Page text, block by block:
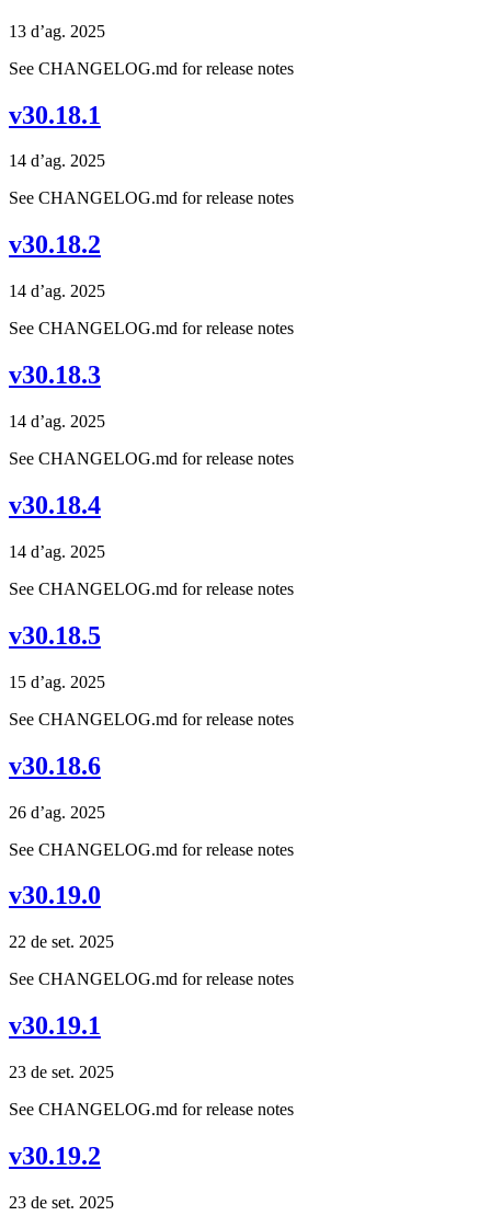
13 d’ag. 2025
See CHANGELOG.md for release notes
v30.18.1
14 d’ag. 2025
See CHANGELOG.md for release notes
v30.18.2
14 d’ag. 2025
See CHANGELOG.md for release notes
v30.18.3
14 d’ag. 2025
See CHANGELOG.md for release notes
v30.18.4
14 d’ag. 2025
See CHANGELOG.md for release notes
v30.18.5
15 d’ag. 2025
See CHANGELOG.md for release notes
v30.18.6
26 d’ag. 2025
See CHANGELOG.md for release notes
v30.19.0
22 de set. 2025
See CHANGELOG.md for release notes
v30.19.1
23 de set. 2025
See CHANGELOG.md for release notes
v30.19.2
23 de set. 2025